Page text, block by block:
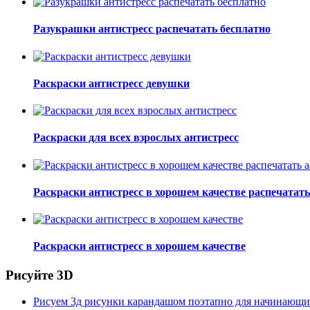
Разукрашки антистресс распечатать бесплатно
Раскраски антистресс девушки
Раскраски для всех взрослых антистресс
Раскраски антистресс в хорошем качестве
Раскраски антистресс в хорошем качестве
Рисуйте 3D
Рисуем 3д рисунки карандашом поэтапно для